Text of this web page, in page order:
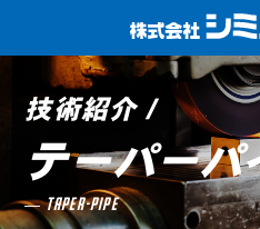
技術紹介 /
テーパーパ
TAPER-PIPE